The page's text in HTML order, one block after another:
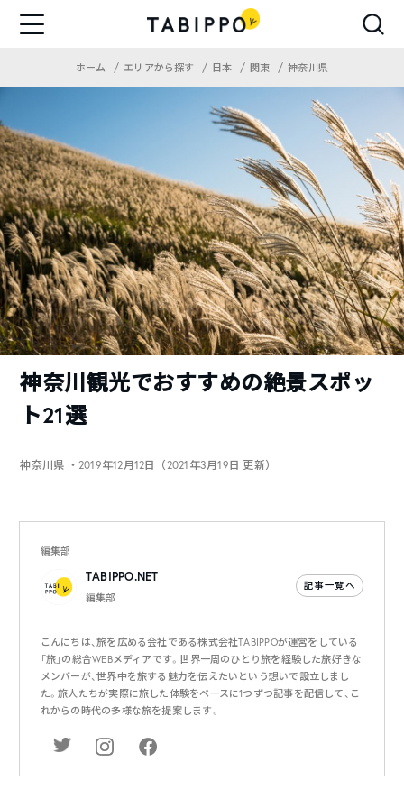
ホーム エリアから探す 日本 関東 神奈川県
神奈川観光でおすすめの絶景スポッ
ト21選
神奈川県 ・2019年12月12日（2021年3月19日 更新）
編集部
TABIPPO.NET
編集部
記事一覧へ
こんにちは、旅を広める会社である株式会社TABIPPOが運営をしている
「旅」の総合WEBメディアです。世界一周のひとり旅を経験した旅好きな
メンバーが、世界中を旅する魅力を伝えたいという想いで設立しまし
た。旅人たちが実際に旅した体験をベースに1つずつ記事を配信して、こ
れからの時代の多様な旅を提案します。